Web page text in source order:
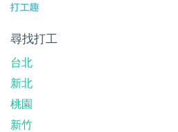
尋找打工
台北
新北
桃園
新竹